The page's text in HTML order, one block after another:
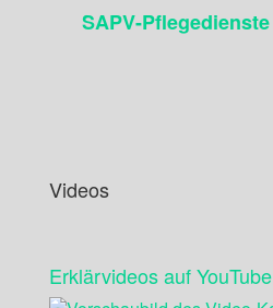
SAPV-Pflegedienste
Videos
Erklärvideos auf YouTube